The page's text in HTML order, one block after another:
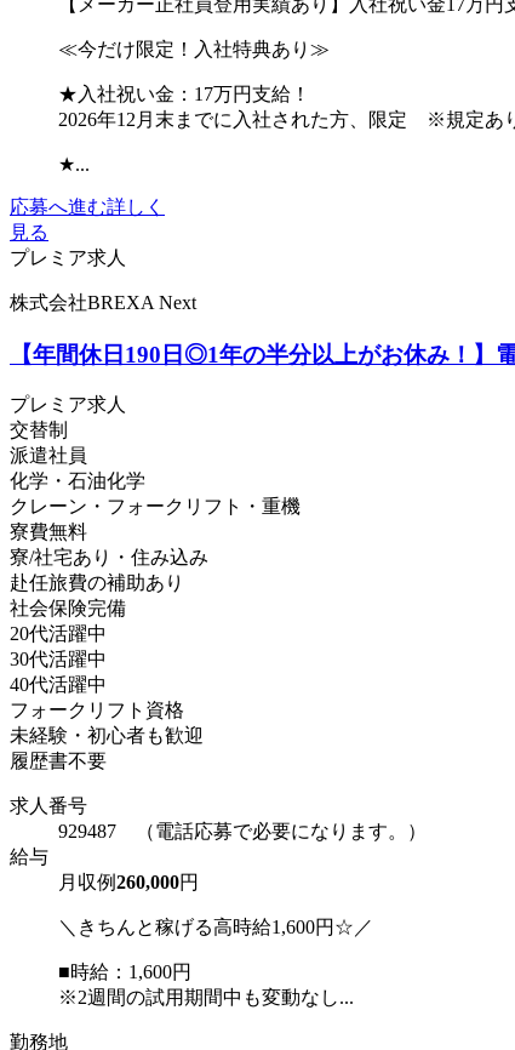
≪今だけ限定！入社特典あり≫
★入社祝い金：17万円支給！
2026年12月末までに入社された方、限定 ※規定あ
★...
応募へ進む詳しく
見る
プレミア求人
株式会社BREXA Next
【年間休日190日◎1年の半分以上がお休み！
プレミア求人
交替制
派遣社員
化学・石油化学
クレーン・フォークリフト・重機
寮費無料
寮/社宅あり・住み込み
赴任旅費の補助あり
社会保険完備
20代活躍中
30代活躍中
40代活躍中
フォークリフト資格
未経験・初心者も歓迎
履歴書不要
求人番号
929487 （電話応募で必要になります。）
給与
月収例260,000円
＼きちんと稼げる高時給1,600円☆／
■時給：1,600円
※2週間の試用期間中も変動なし...
勤務地